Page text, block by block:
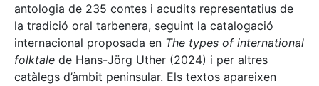
antologia de 235 contes i acudits representatius de
la tradició oral tarbenera, seguint la catalogació
internacional proposada en The types of international
folktale de Hans-Jörg Uther (2024) i per altres
catàlegs d’àmbit peninsular. Els textos apareixen